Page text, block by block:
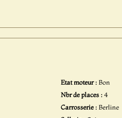
Etat moteur :Bon
Nbr de places :4
Carrosserie :Berline